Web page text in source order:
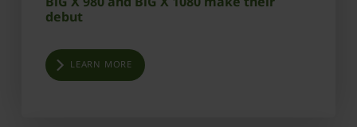
debut
LEARN MORE